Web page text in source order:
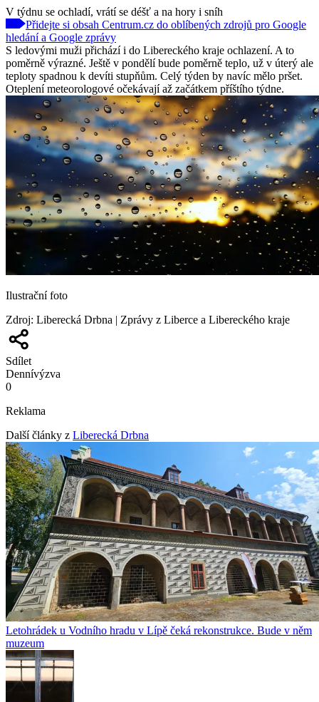
V týdnu se ochladí, vrátí se déšť a na hory i sníh
Přidejte si obsah Centrum.cz do oblíbených zdrojů pro Google
hledání a Google zprávy
S ledovými muži přichází i do Libereckého kraje ochlazení. A to
poměrně výrazné. Ještě v pondělí bude poměrně teplo, už v úterý ale
teploty spadnou k devíti stupňům. Celý týden by navíc mělo pršet.
Oteplení meteorologové očekávají až začátkem příštího týdne.
Ilustrační foto
Zdroj: Liberecká Drbna | Zprávy z Liberce a Libereckého kraje
Sdílet
Dennívýzva
0
Reklama
Další články z Liberecká Drbna
Letohrádek u Vodního hradu v Lípě čeká rekonstrukce. Bude v něm
muzeum